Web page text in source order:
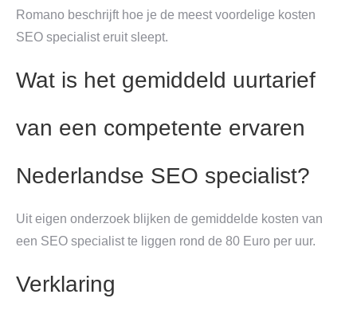
Romano beschrijft hoe je de meest voordelige kosten
SEO specialist eruit sleept.
Wat is het gemiddeld uurtarief
van een competente ervaren
Nederlandse SEO specialist?
Uit eigen onderzoek blijken de gemiddelde kosten van
een SEO specialist te liggen rond de 80 Euro per uur.
Verklaring